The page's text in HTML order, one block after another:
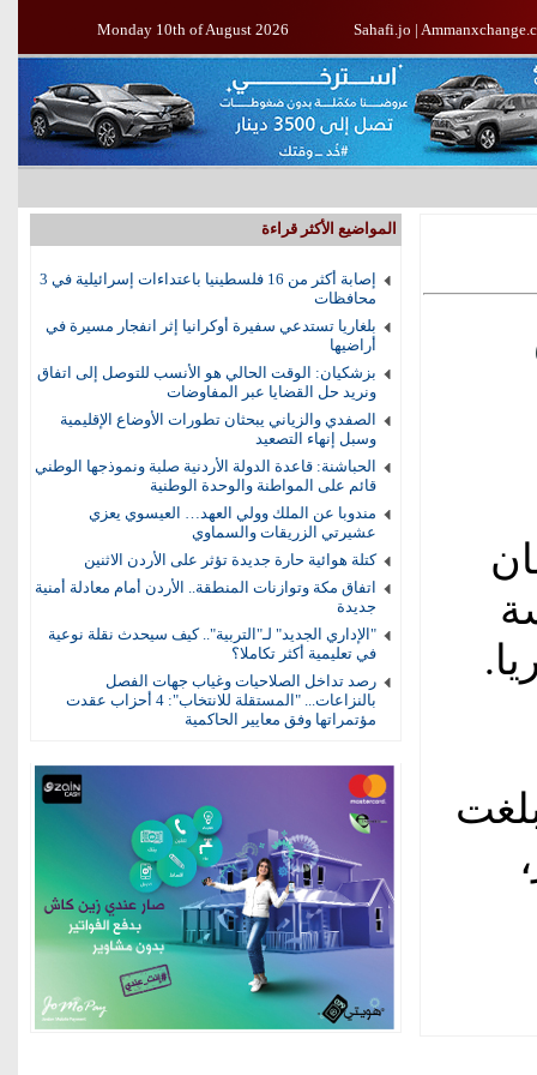
Monday 10th of August 2026 Sahafi.jo |
المواضيع الأكثر قراءة
إصابة أكثر من 16 فلسطينيا باعتداءات إسرائيلية في 3
محافظات
بلغاريا تستدعي سفيرة أوكرانيا إثر انفجار مسيرة في
أراضيها
بزشكيان: الوقت الحالي هو الأنسب للتوصل إلى اتفاق
ونريد حل القضايا عبر المفاوضات
الصفدي والزياني يبحثان تطورات الأوضاع الإقليمية
وسبل إنهاء التصعيد
الحباشنة: قاعدة الدولة الأردنية صلبة ونموذجها الوطني
قائم على المواطنة والوحدة الوطنية
مندوبا عن الملك وولي العهد… العيسوي يعزي
عشيرتي الزريقات والسماوي
كتلة هوائية حارة جديدة تؤثر على الأردن الاثنين
اتفاق مكة وتوازنات المنطقة.. الأردن أمام معادلة أمنية
جديدة
"الإداري الجديد" لـ"التربية".. كيف سيحدث نقلة نوعية
في تعليمية أكثر تكاملا؟
رصد تداخل الصلاحيات وغياب جهات الفصل
بالنزاعات... "المستقلة للانتخاب": 4 أحزاب عقدت
مؤتمراتها وفق معايير الحاكمية